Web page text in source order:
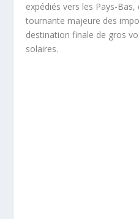
expédiés vers les Pays-
tournante majeure des
destination finale de gros
solaires.